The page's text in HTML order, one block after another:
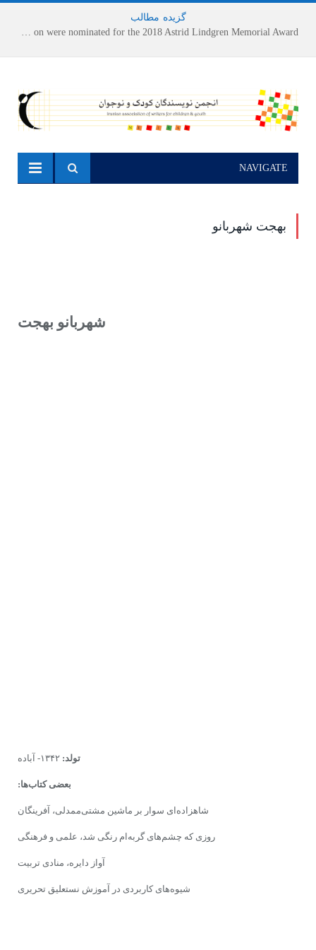
گزیده مطالب
NAVIGATE
بهجت شهربانو
شهربانو بهجت
تولد:
بعضی کتاب‌ها:
شاهزاده‌ای سوار بر ماشین مشتی‌ممدلی، آفرینگان
روزی که چشم‌های گربه‌ام رنگی شد، علمی‌ و فرهنگی
آواز دایره، منادی تربیت
شیوه‌های کاربردی در آموزش نستعلیق تحریری